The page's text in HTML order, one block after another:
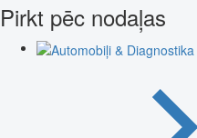
Pirkt pēc nodaļas